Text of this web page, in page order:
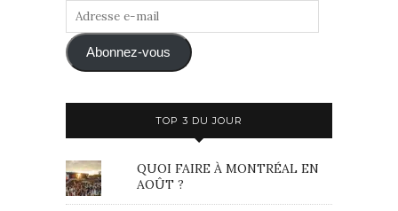
Adresse
mail Abonnez-vous
TOP 3 DU JOUR
QUOI FAIRE À MONTRÉAL EN
AOÛT ?